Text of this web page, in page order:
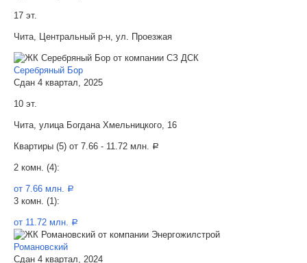
17 эт.
Чита, Центральный р-н, ул. Проезжая
Серебряный Бор
Сдан 4 квартал, 2025
10 эт.
Чита, улица Богдана Хмельницкого, 16
Квартиры (5) от 7.66 - 11.72 млн. a
2 комн. (4):
от 7.66 млн. a
3 комн. (1):
от 11.72 млн. a
Романовский
Сдан 4 квартал, 2024